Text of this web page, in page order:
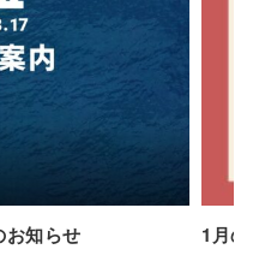
知らせ 1月